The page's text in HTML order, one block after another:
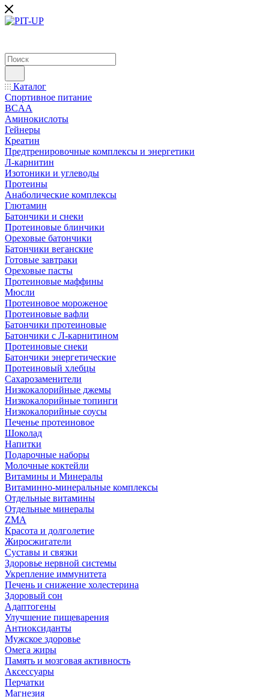
Каталог
Спортивное питание
BCAA
Аминокислоты
Гейнеры
Креатин
Предтренировочные комплексы и энергетики
Л-карнитин
Изотоники и углеводы
Протеины
Анаболические комплексы
Глютамин
Батончики и снеки
Протеиновые блинчики
Ореховые батончики
Батончики веганские
Готовые завтраки
Ореховые пасты
Протеиновые маффины
Мюсли
Протеиновое мороженое
Протеиновые вафли
Батончики протеиновые
Батончики с Л-карнитином
Протеиновые снеки
Батончики энергетические
Протеиновый хлебцы
Сахарозаменители
Низкокалорийные джемы
Низкокалорийные топинги
Низкокалорийные соусы
Печенье протеиновое
Шоколад
Напитки
Подарочные наборы
Молочные коктейли
Витамины и Минералы
Витаминно-минеральные комплексы
Отдельные витамины
Отдельные минералы
ZMA
Красота и долголетие
Жиросжигатели
Суставы и связки
Здоровье нервной системы
Укрепление иммунитета
Печень и снижение холестерина
Здоровый сон
Адаптогены
Улучшение пищеварения
Антиоксиданты
Мужское здоровье
Омега жиры
Память и мозговая активность
Аксессуары
Перчатки
Магнезия